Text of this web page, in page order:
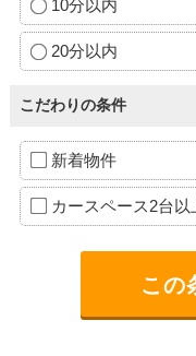
10分以内
20分以内
こだわりの条件
新着物件
カースペース2台以